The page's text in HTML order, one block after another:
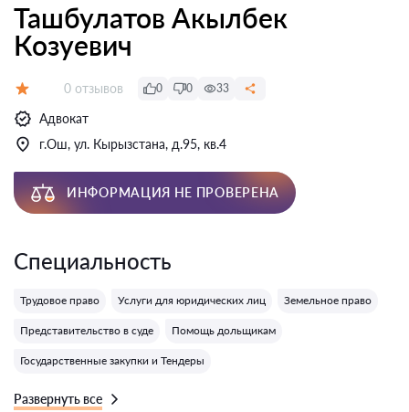
Ташбулатов Акылбек
Козуевич
Отзывов:
0 отзывов 0 0 33
Адвокат
г.Ош, ул. Кырызстана, д.95, кв.4
ИНФОРМАЦИЯ НЕ ПРОВЕРЕНА
Специальность
Трудовое право Услуги для юридических лиц Земельное право
Представительство в суде Помощь дольщикам
Государственные закупки и Тендеры
Развернуть все